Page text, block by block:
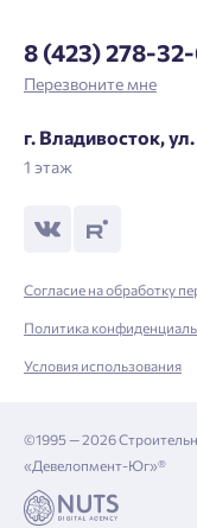
8 (423) 278-
Перезвоните мне
г. Владивосток,
1 этаж
Согласие на обработку
Политика
Условия использования
©1995 — 2026
«Девелопмент-Юг»®